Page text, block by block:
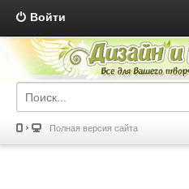
Войти
Полная версия сайта